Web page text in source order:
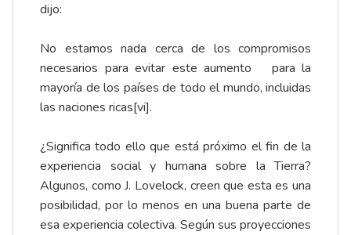
dijo:
No estamos nada cerca de los compromisos
necesarios para evitar este aumento para la
mayoría de los países de todo el mundo, incluidas
las naciones ricas[vi].
¿Significa todo ello que está próximo el fin de la
experiencia social y humana sobre la Tierra?
Algunos, como J. Lovelock, creen que esta es una
posibilidad, por lo menos en una buena parte de
esa experiencia colectiva. Según sus proyecciones